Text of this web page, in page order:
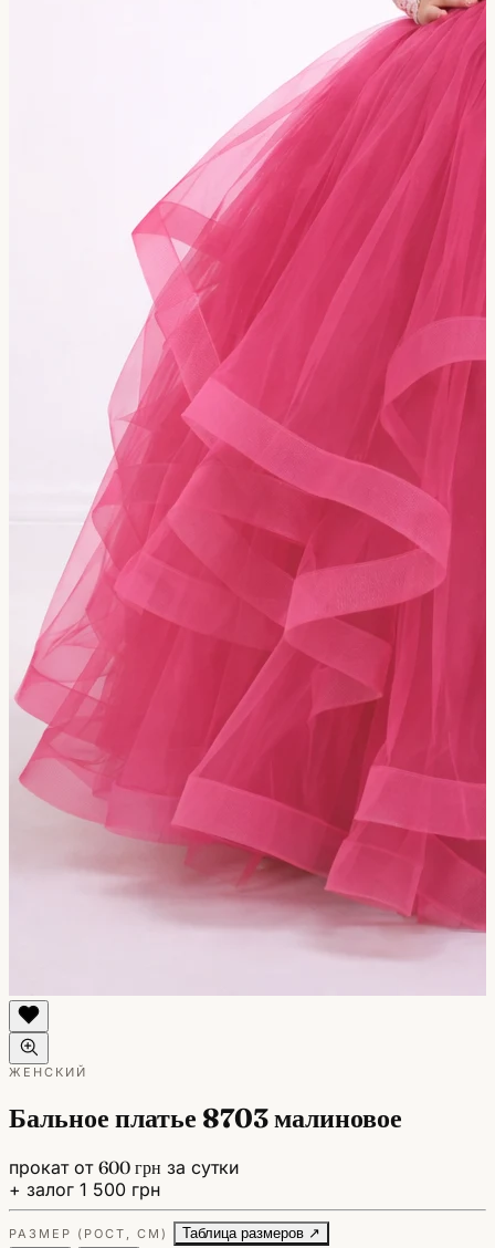
ЖЕНСКИЙ
Бальное платье 8703 малиновое
прокат от 600 грн за сутки
+ залог 1 500 грн
РАЗМЕР (РОСТ, СМ)
Таблица размеров ↗